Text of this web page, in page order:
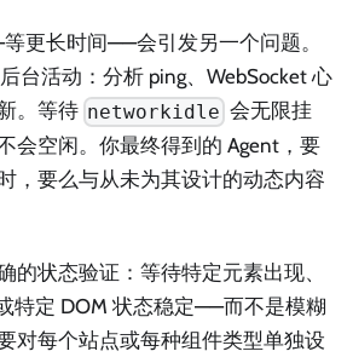
更长时间——会引发另一个问题。
台活动：分析 ping、WebSocket 心
。等待 networkidle 会无限挂
会空闲。你最终得到的 Agent，要
，要么与从未为其设计的动态内容
的状态验证：等待特定元素出现、
特定 DOM 状态稳定——而不是模糊
对每个站点或每种组件类型单独设